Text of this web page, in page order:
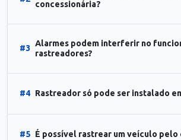
concessionária?
#3
Alarmes podem interferir no
rastreadores?
#4 Rastreador só pode ser instalado
#5 É possível rastrear um veículo pelo